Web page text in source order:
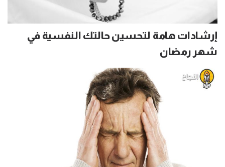
إرشادات هامة لتحسين حالتك النفسية في
شهر رمضان